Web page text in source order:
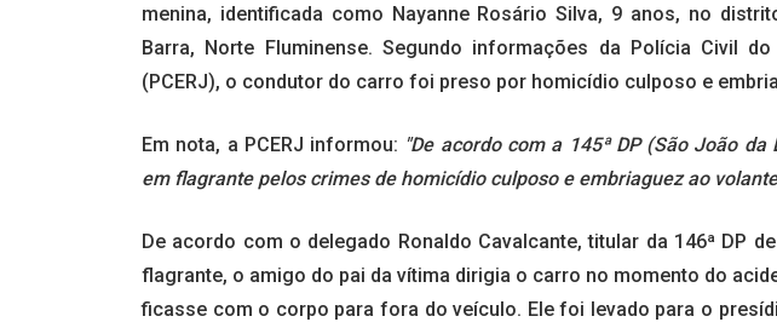
menina, identificada como Nayanne Rosário Silva, 9 anos, no
Barra, Norte Fluminense. Segundo informações da Polícia Civil
(PCERJ), o condutor do carro foi preso por homicídio culposo e
Em nota, a PCERJ informou: "De acordo com a 145ª DP (São João
em flagrante pelos crimes de homicídio culposo e embriaguez ao
De acordo com o delegado Ronaldo Cavalcante, titular da 146ª DP
flagrante, o amigo do pai da vítima dirigia o carro no momento do
ficasse com o corpo para fora do veículo. Ele foi levado para o